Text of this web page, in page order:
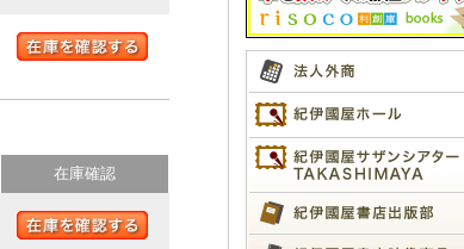
在庫確認